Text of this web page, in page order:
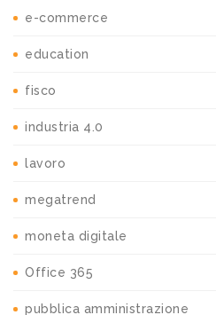
e-commerce
education
fisco
industria 4.0
lavoro
megatrend
moneta digitale
Office 365
pubblica amministrazione